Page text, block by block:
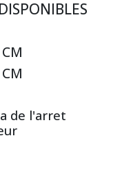
de l'arret